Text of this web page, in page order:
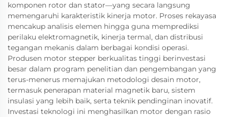
komponen rotor dan stator—yang secara langsung
memengaruhi karakteristik kinerja motor. Proses rekayasa
mencakup analisis elemen hingga guna memprediksi
perilaku elektromagnetik, kinerja termal, dan distribusi
tegangan mekanis dalam berbagai kondisi operasi.
Produsen motor stepper berkualitas tinggi berinvestasi
besar dalam program penelitian dan pengembangan yang
terus-menerus memajukan metodologi desain motor,
termasuk penerapan material magnetik baru, sistem
insulasi yang lebih baik, serta teknik pendinginan inovatif.
Investasi teknologi ini menghasilkan motor dengan rasio